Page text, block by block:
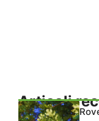
Articoli